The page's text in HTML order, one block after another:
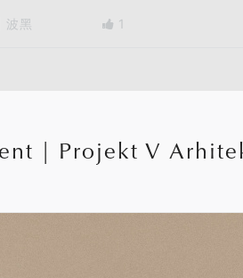
黑 1
| Projekt V